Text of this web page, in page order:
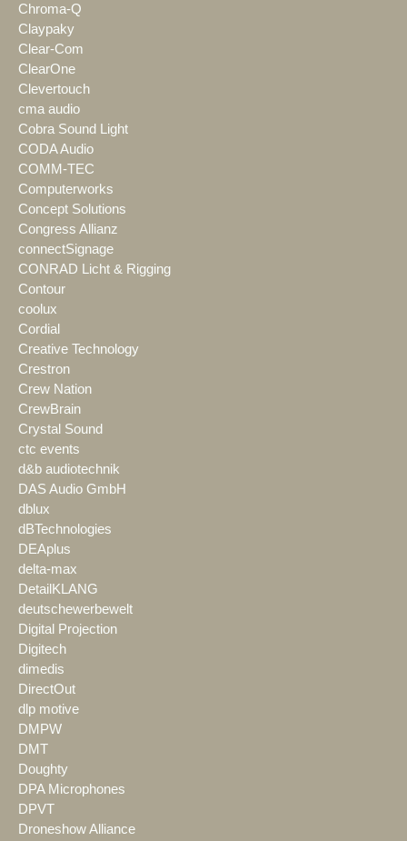
Chroma-Q
Claypaky
Clear-Com
ClearOne
Clevertouch
cma audio
Cobra Sound Light
CODA Audio
COMM-TEC
Computerworks
Concept Solutions
Congress Allianz
connectSignage
CONRAD Licht & Rigging
Contour
coolux
Cordial
Creative Technology
Crestron
Crew Nation
CrewBrain
Crystal Sound
ctc events
d&b audiotechnik
DAS Audio GmbH
dblux
dBTechnologies
DEAplus
delta-max
DetailKLANG
deutschewerbewelt
Digital Projection
Digitech
dimedis
DirectOut
dlp motive
DMPW
DMT
Doughty
DPA Microphones
DPVT
Droneshow Alliance